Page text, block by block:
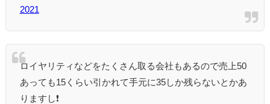
2021
ロイヤリティなどをたくさん取る会社もあるので売上50
あっても15くらい引かれて手元に35しか残らないとかあ
りますし❗